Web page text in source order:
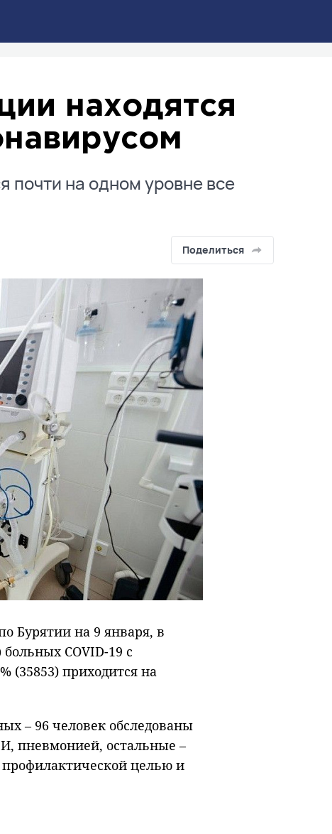
находятся
почти на одном уровне все
Поделиться
Бурятии на 9 января, в
больных COVID-19 с
(35853) приходится на
– 96 человек обследованы
пневмонией, остальные –
целью и